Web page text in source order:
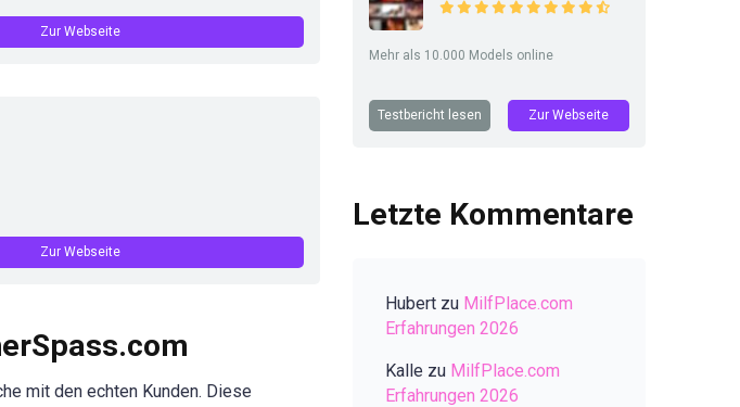
Zur Webseite
Zur Webseite
mit den echten Kunden. Diese
Mehr als 10.000 Models online
Testbericht lesen Zur Webseite
Letzte Kommentare
Hubert zu MilfPlace.com
Erfahrungen 2026
Kalle zu MilfPlace.com
Erfahrungen 2026